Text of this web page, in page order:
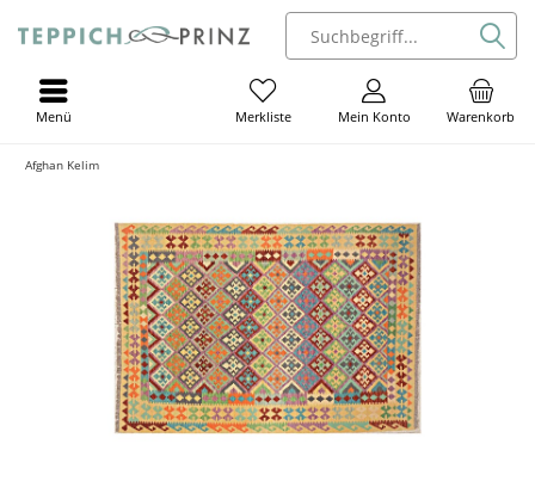
Warenkorb
Mein Konto
Merkliste
Menü
Afghan Kelim